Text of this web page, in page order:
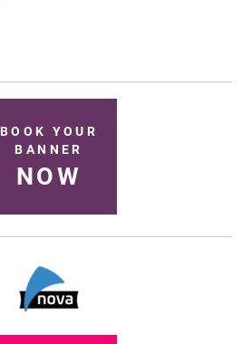
BOOK YOUR
BANNER
NOW